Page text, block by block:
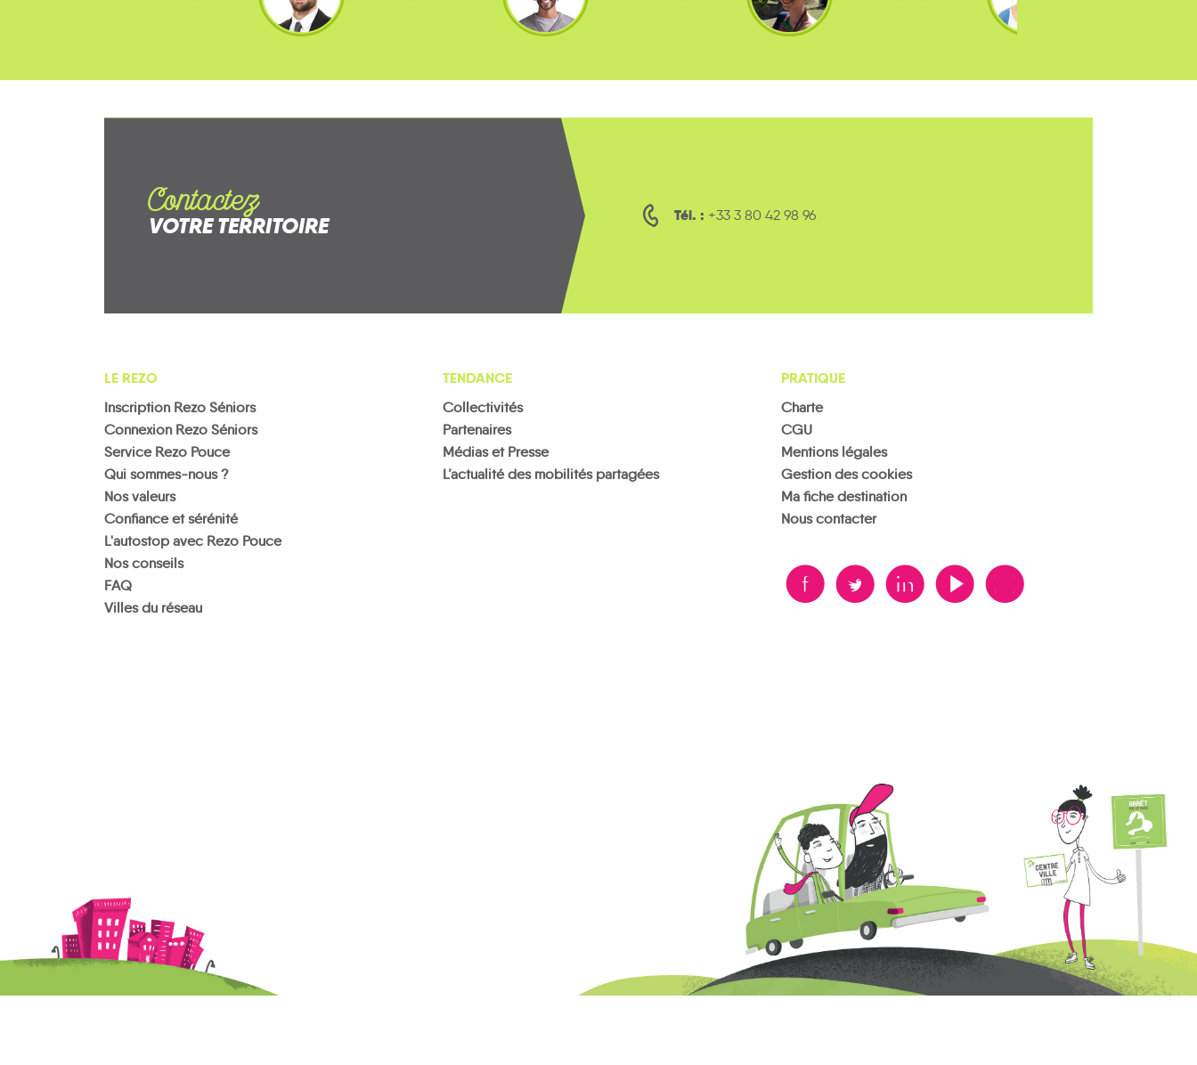
Contactez
VOTRE TERRITOIRE Tél. : +33 3 80 42 98 96
LE REZO
Inscription Rezo Séniors
Connexion Rezo Séniors
Service Rezo Pouce
Qui sommes-nous ?
Nos valeurs
Confiance et sérénité
L'autostop avec Rezo Pouce
Nos conseils
FAQ
Villes du réseau
TENDANCE
Collectivités
Partenaires
Médias et Presse
L’actualité des mobilités partagées
PRATIQUE
Charte
CGU
Mentions légales
Gestion des cookies
Ma fiche destination
Nous contacter
B A D F V